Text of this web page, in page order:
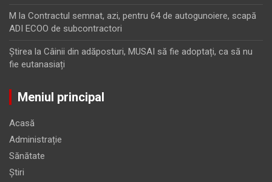
M la Contractul semnat, azi, pentru 64 de autogunoiere, scapă
ADI ECOO de subcontractori
Ştirea la Câinii din adăposturi, MUSAI să fie adoptați, ca să nu
fie eutanasiați
Meniul principal
Acasă
Administrație
Sănătate
Știri